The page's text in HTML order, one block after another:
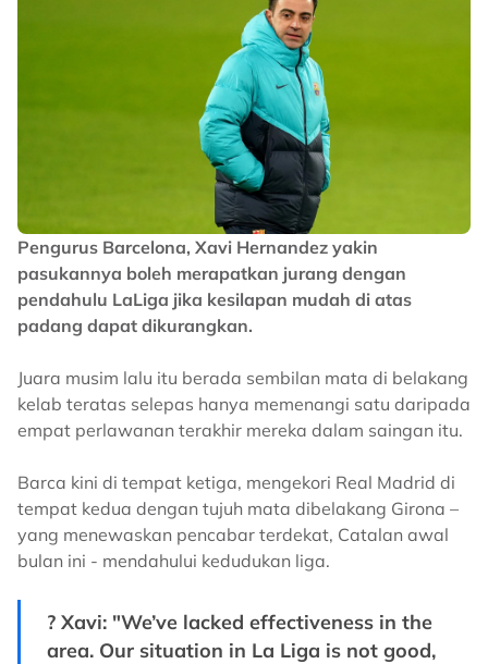
Pengurus Barcelona, ​​Xavi Hernandez yakin
pasukannya boleh merapatkan jurang dengan
pendahulu LaLiga jika kesilapan mudah di atas
padang dapat dikurangkan.
Juara musim lalu itu berada sembilan mata di belakang
kelab teratas selepas hanya memenangi satu daripada
empat perlawanan terakhir mereka dalam saingan itu.
Barca kini di tempat ketiga, mengekori Real Madrid di
tempat kedua dengan tujuh mata dibelakang Girona –
yang menewaskan pencabar terdekat, Catalan awal
bulan ini - mendahului kedudukan liga.
? Xavi: "We’ve lacked effectiveness in the
area. Our situation in La Liga is not good,